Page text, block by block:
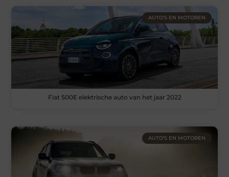
AUTO’S EN MOTOREN
Fiat 500E elektrische auto van het jaar 2022
AUTO’S EN MOTOREN